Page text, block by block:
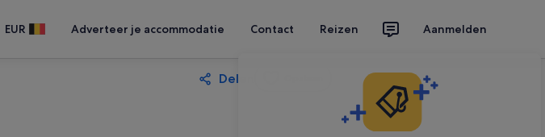
EUR Adverteer je accommodatie Contact Reizen Aanmelden
Delen